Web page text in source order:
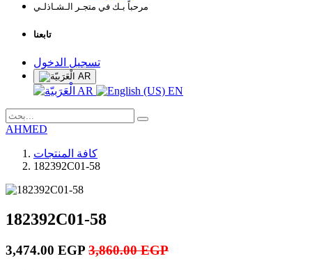
مرحباً بـك في متجـر الـشـاذلـي
تابعنا
تسجيل الدخول
AR
AR EN
AHMED
كافة المنتجات
182392C01-58
182392C01-58
3,474.00 EGP 3,860.00EGP